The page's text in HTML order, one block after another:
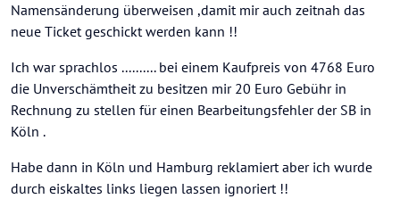
Namensänderung überweisen ,damit mir auch zeitnah das
neue Ticket geschickt werden kann !!
Ich war sprachlos .......... bei einem Kaufpreis von 4768 Euro
die Unverschämtheit zu besitzen mir 20 Euro Gebühr in
Rechnung zu stellen für einen Bearbeitungsfehler der SB in
Köln .
Habe dann in Köln und Hamburg reklamiert aber ich wurde
durch eiskaltes links liegen lassen ignoriert !!